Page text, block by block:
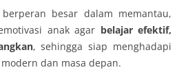
besar dalam memantau,
anak agar belajar efektif,
, sehingga siap menghadapi
dan masa depan.